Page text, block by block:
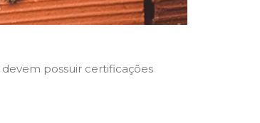
possuir certificações